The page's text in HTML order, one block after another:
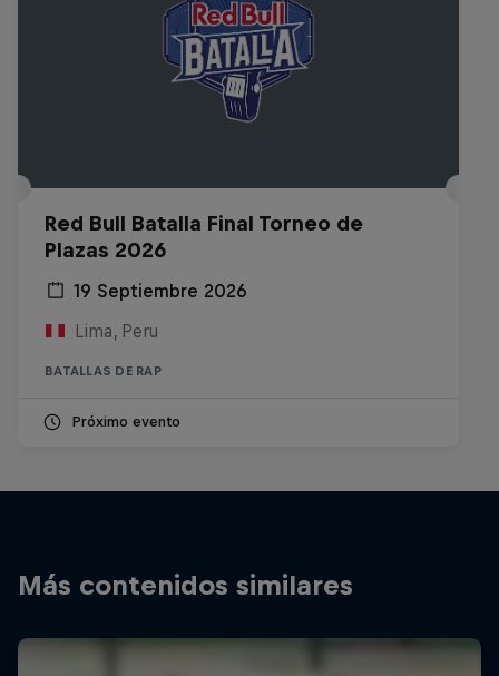
Red Bull Batalla Final Torneo de
Plazas 2026
19 Septiembre 2026
Lima, Peru
BATALLAS DE RAP
Próximo evento
Más contenidos similares